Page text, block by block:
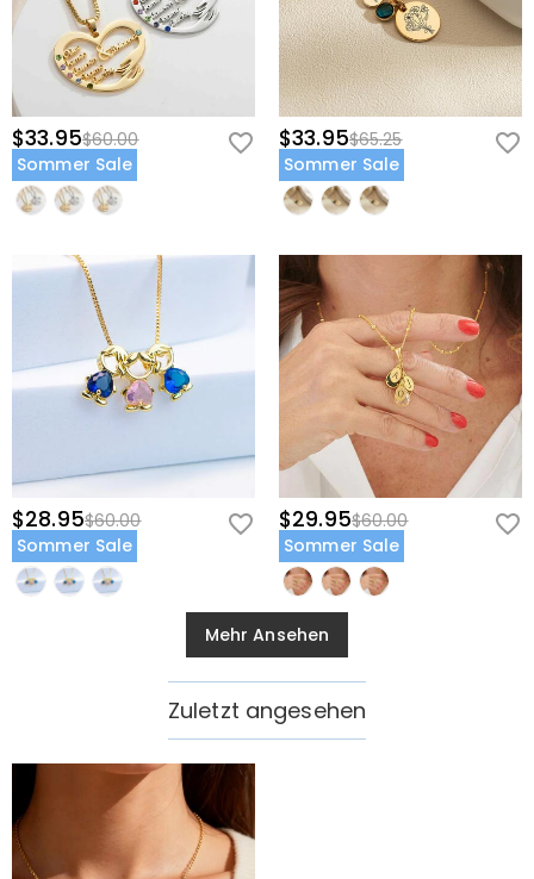
$33.95$60.00
Sommer Sale
$33.95$65.25
Sommer Sale
$28.95$60.00
Sommer Sale
$29.95$60.00
Sommer Sale
Mehr Ansehen
Zuletzt angesehen